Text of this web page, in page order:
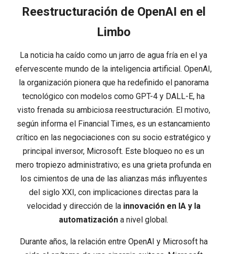
Reestructuración de OpenAI en el
Limbo
La noticia ha caído como un jarro de agua fría en el ya
efervescente mundo de la inteligencia artificial. OpenAI,
la organización pionera que ha redefinido el panorama
tecnológico con modelos como GPT-4 y DALL-E, ha
visto frenada su ambiciosa reestructuración. El motivo,
según informa el Financial Times, es un estancamiento
crítico en las negociaciones con su socio estratégico y
principal inversor, Microsoft. Este bloqueo no es un
mero tropiezo administrativo; es una grieta profunda en
los cimientos de una de las alianzas más influyentes
del siglo XXI, con implicaciones directas para la
velocidad y dirección de la innovación en IA y la
automatización a nivel global.
Durante años, la relación entre OpenAI y Microsoft ha